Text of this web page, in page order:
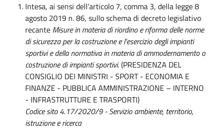
Intesa, ai sensi dell’articolo 7, comma 3, della legge 8
agosto 2019 n. 86, sullo schema di decreto legislativo
recante Misure in materia di riordino e riforma delle norme
di sicurezza per la costruzione e l’esercizio degli impianti
sportivi e della normativa in materia di ammodernamento o
costruzione di impianti sportivi. (PRESIDENZA DEL
CONSIGLIO DEI MINISTRI - SPORT - ECONOMIA E
FINANZE - PUBBLICA AMMINISTRAZIONE – INTERNO
- INFRASTRUTTURE E TRASPORTI)
Codice sito 4.17/2020/9 - Servizio ambiente, territorio,
istruzione e ricerca